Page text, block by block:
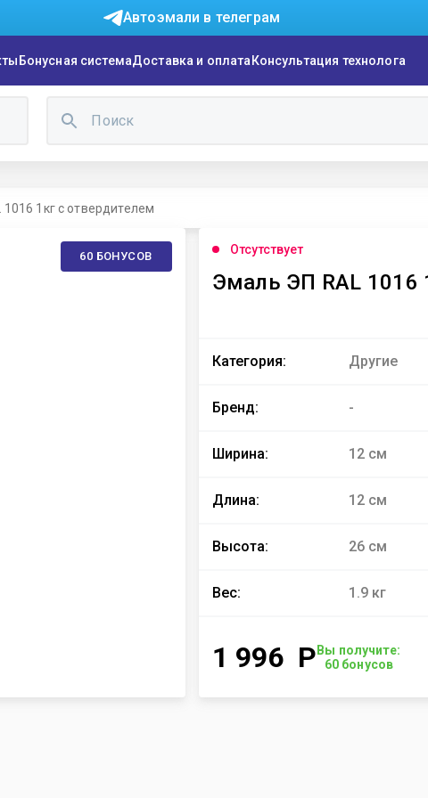
Автоэмали в телеграм
Бонусная системаДоставка и оплата Консультация технолога
1кг с отвердителем
60 БОНУСОВ Отсутствует
Эмаль ЭП RAL 1016
Категория: Другие
Бренд: -
Ширина: 12 см
Длина: 12 см
Высота: 26 см
Вес: 1.9 кг
1 996 Р Вы получите:
60 бонусов